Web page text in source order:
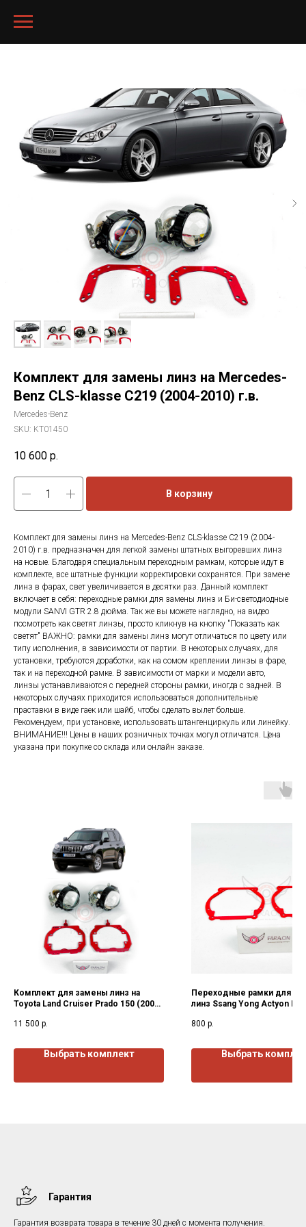
Комплект для замены линз на Mercedes-
Benz CLS-klasse C219 (2004-2010) г.в.
Mercedes-Benz
SKU: KT01450
10 600 р.
В корзину
Комплект для замены линз на Mercedes-Benz CLS-klasse C219 (2004-
2010) г.в. предназначен для легкой замены штатных выгоревших линз
на новые. Благодаря специальным переходным рамкам, которые идут в
комплекте, все штатные функции корректировки сохранятся. При замене
линз в фарах, свет увеличивается в десятки раз. Данный комплект
включает в себя: переходные рамки для замены линз и Би-светодиодные
модули SANVI GTR 2.8 дюйма. Так же вы можете наглядно, на видео
посмотреть как светят линзы, просто кликнув на кнопку "Показать как
светят" ВАЖНО: рамки для замены линз могут отличаться по цвету или
типу исполнения, в зависимости от партии. В некоторых случаях, для
установки, требуются доработки, как на сомом креплении линзы в фаре,
так и на переходной рамке. В зависимости от марки и модели авто,
линзы устанавливаются с передней стороны рамки, иногда с задней. В
некоторых случаях приходится использоваться дополнительные
праставки в виде гаек или шайб, чтобы сделать вылет больше.
Рекомендуем, при установке, использовать штангенциркуль или линейку.
ВНИМАНИЕ!!! Цены в наших розничных точках могул отличатся. Цена
указана при покупке со склада или онлайн заказе.
Комплект для замены линз на
Toyota Land Cruiser Prado 150 (2009-
11 500 р.
Выбрать комплект
Переходные рамки для
линз Ssang Yong Actyon II (
800 р.
Выбрать
Гарантия
Гарантия возврата товара в течение 30 дней с момента получения.